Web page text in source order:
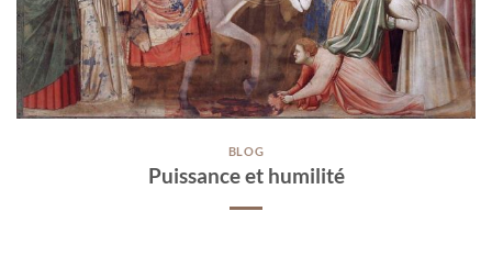
BLOG
Puissance et humilité